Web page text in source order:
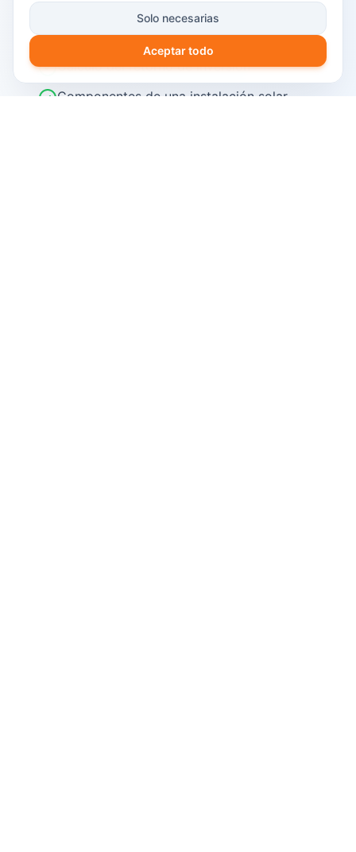
Ayudas y subvenciones disponibles en
2026
Cálculo del retorno de inversión
Componentes de una instalación solar
Solo necesarias
Aceptar todo